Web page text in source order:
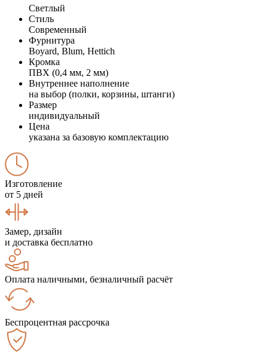
Светлый
Стиль
Современный
Фурнитура
Boyard, Blum, Hettich
Кромка
ПВХ (0,4 мм, 2 мм)
Внутреннее наполнение
на выбор (полки, корзины, штанги)
Размер
индивидуальный
Цена
указана за базовую комплектацию
Изготовление
от 5 дней
Замер, дизайн
и доставка бесплатно
Оплата наличными, безналичный расчёт
Беспроцентная рассрочка